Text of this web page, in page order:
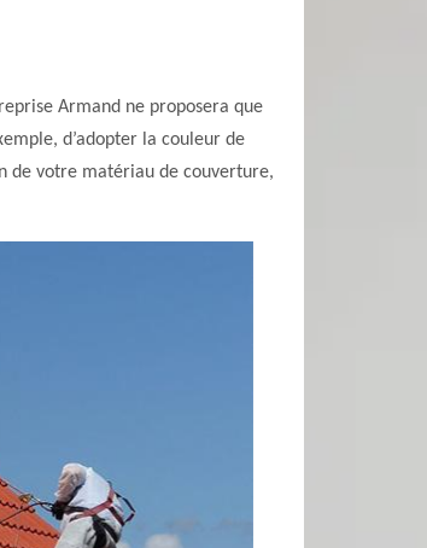
Armand ne proposera que
d’adopter la couleur de
de votre matériau de couverture,